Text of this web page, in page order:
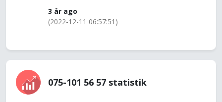
3 år ago
(2022-12-11 06:57:51)
075-101 56 57 statistik